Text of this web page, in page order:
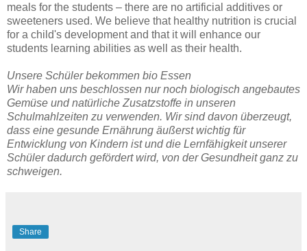
meals for the students – there are no artificial additives or
sweeteners used. We believe that healthy nutrition is crucial
for a child's development and that it will enhance our
students learning abilities as well as their health.
Unsere Schüler bekommen bio Essen
Wir haben uns beschlossen nur noch biologisch angebautes
Gemüse und natürliche Zusatzstoffe in unseren
Schulmahlzeiten zu verwenden. Wir sind davon überzeugt,
dass eine gesunde Ernährung äußerst wichtig für
Entwicklung von Kindern ist und die Lernfähigkeit unserer
Schüler dadurch gefördert wird, von der Gesundheit ganz zu
schweigen.
Share